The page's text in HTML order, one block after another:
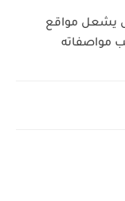
ماكس يشعل مواقع
مواصفاته